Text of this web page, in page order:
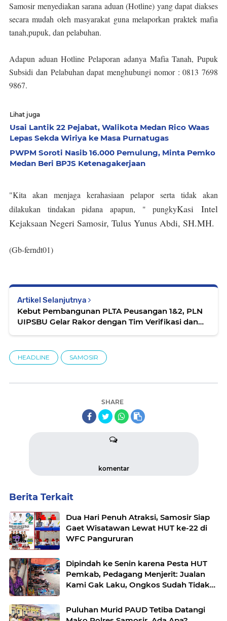
Samosir menyediakan sarana aduan (Hotline) yang dapat diakses
secara mudah oleh masyarakat guna melaporkan praktek mafia
tanah,pupuk, dan pelabuhan.
Adapun aduan Hotline Pelaporan adanya Mafia Tanah, Pupuk
Subsidi dan Pelabuhan dapat menghubungi nomor : 0813 7698
9867.
Lihat juga
Usai Lantik 22 Pejabat, Walikota Medan Rico Waas
Lepas Sekda Wiriya ke Masa Purnatugas
PWPM Soroti Nasib 16.000 Pemulung, Minta Pemko
Medan Beri BPJS Ketenagakerjaan
"Kita akan menjaga kerahasiaan pelapor serta tidak akan
dilakukan tindakan pidana apapun, " pungkyKasi Intel
Kejaksaan Negeri Samosir, Tulus Yunus Abdi, SH.MH.
(Gb-ferndt01)
Artikel Selanjutnya
Kebut Pembangunan PLTA Peusangan 1&2, PLN
UIPSBU Gelar Rakor dengan Tim Verifikasi dan
HEADLINE SAMOSIR
SHARE
komentar
Berita Terkait
Dua Hari Penuh Atraksi, Samosir Siap
Gaet Wisatawan Lewat HUT ke-22 di
WFC Pangururan
Dipindah ke Senin karena Pesta HUT
Pemkab, Pedagang Menjerit: Jualan
Kami Gak Laku, Ongkos Sudah Tidak
Puluhan Murid PAUD Tetiba Datangi